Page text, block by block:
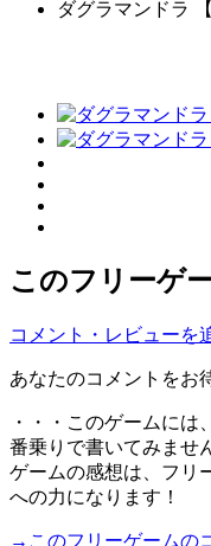
ダグラマンドラ
このフリーゲ
コメント・レビューを
あなたのコメントをお
・・・このゲームに
番乗りで書いてみませ
ゲームの感想は、フリ
への力になります！
→このフリーゲームの